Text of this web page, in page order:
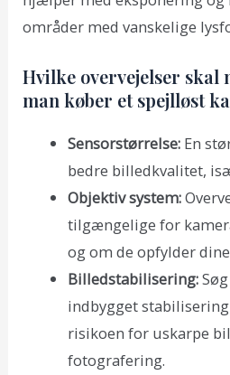
områder med vanskelige
Hvilke overvejelser skal
man køber et spejlløst
Sensorstørrelse:En
bedre billedkvalitet,
Objektiv system:
tilgængelige for
og om de opfylder
Billedstabilisering:
indbygget
risikoen for uskarpe
fotografering.